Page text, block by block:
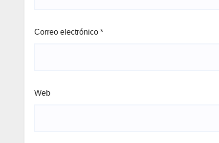
Correo electrónico *
Web